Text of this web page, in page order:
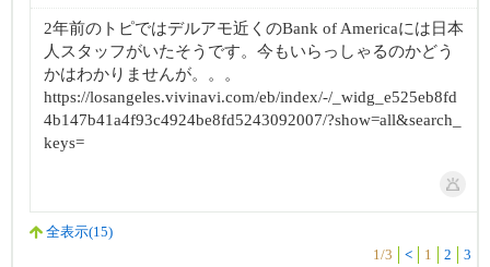
2年前のトピではデルアモ近くのBank of Americaには日本
人スタッフがいたそうです。今もいらっしゃるのかどう
かはわかりませんが。。。
https://losangeles.vivinavi.com/eb/index/-/_widg_e525eb8fd
4b147b41a4f93c4924be8fd5243092007/?show=all&search_
keys=
全表示(15)
1/3
< 1 2 3